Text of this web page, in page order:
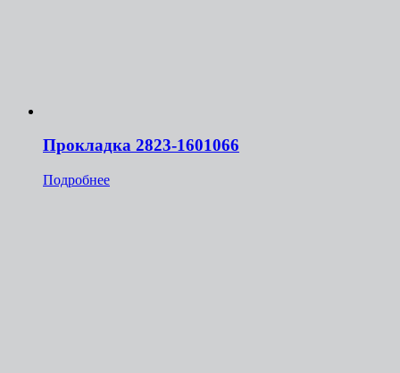
Прокладка 2823-1601066
Подробнее